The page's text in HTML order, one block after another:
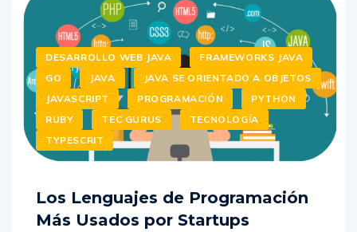
DESARROLLO WEB JAVA
FRAMEWORKS JAVA
GO
JAVA
JAVA SE ORIENTADO A OBJETOS
JAVASCRIPT
PROGRAMACIÓN
PYTHON
RUBY
TEC GURUS
TECNOLOGÍA
TYPESCRIT
Los Lenguajes de Programación
Más Usados por Startups